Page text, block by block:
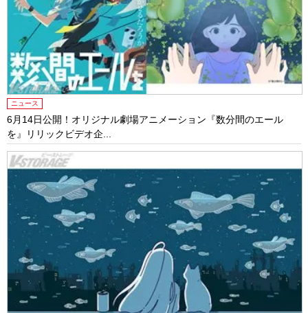
ニュース
6月14日公開！オリジナル劇場アニメーション『数分間のエール
を』リリックビデオ企...